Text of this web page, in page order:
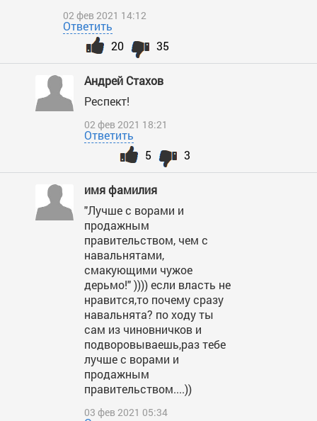
02 фев 2021 14:12
Ответить
35
20
Андрей Стахов
Респект!
02 фев 2021 18:21
Ответить
3
5
имя фамилия
"Лучше с ворами и
продажным
правительством, чем с
навальнятами,
смакующими чужое
дерьмо!" )))) если власть не
нравится,то почему сразу
навальнята? по ходу ты
сам из чиновничков и
подворовываешь,раз тебе
лучше с ворами и
продажным
правительством....))
03 фев 2021 05:34